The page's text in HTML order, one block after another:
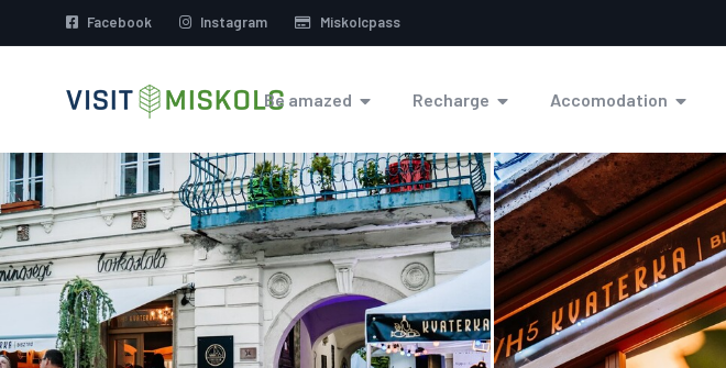
Facebook Instagram Miskolcpass
Be amazed Recharge Accomodation